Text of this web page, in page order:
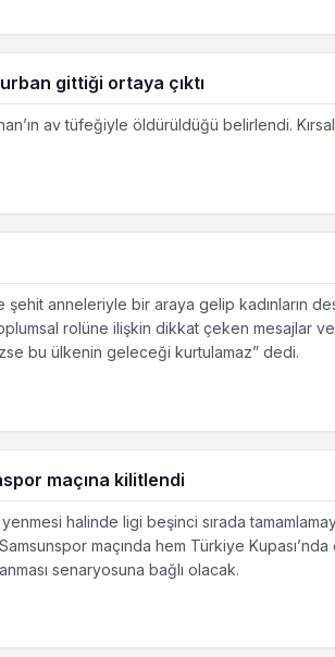
gittiği ortaya çıktı
av tüfeğiyle öldürüldüğü belirlendi.
şehit anneleriyle bir araya gelip kadınların
rolüne ilişkin dikkat çeken mesajlar
bu ülkenin geleceği kurtulamaz” dedi.
maçına kilitlendi
halinde ligi beşinci sırada
maçında hem Türkiye
senaryosuna bağlı olacak.